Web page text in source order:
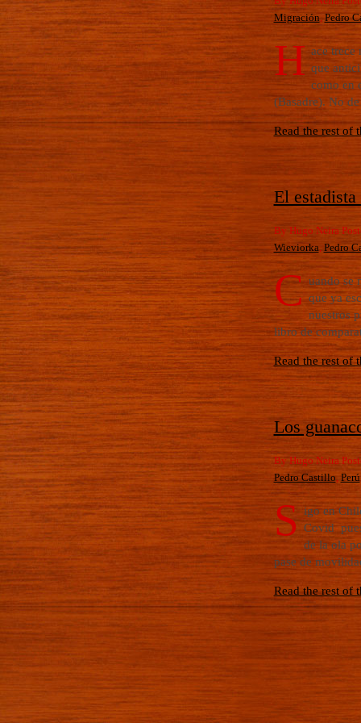
Migración,Pedro
H ace trece
que
como en
(Basadre). No
Read the rest of
El
By Hugo Neira
Wieviorka,Pedro
C uando se
que ya
nuestros
libro de
Read the rest of
Los
By Hugo Neira
Pedro Castillo,Perú
S igo en
Covid
de la ola
pase de
Read the rest of